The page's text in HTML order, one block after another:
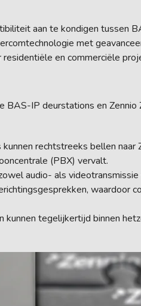
aan te kondigen tussen
met
en commerciële
IP deurstations en
rechtstreeks bellen
(PBX) vervalt.
audio- als
waardoor
tegelijkertijd binnen